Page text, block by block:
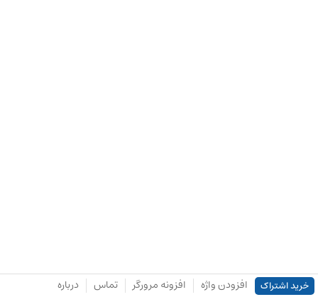
خرید اشتراک افزودن واژه افزونه مرورگر تماس درباره